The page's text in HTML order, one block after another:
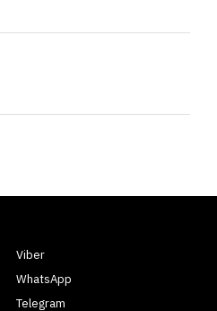
Viber
WhatsApp
Telegram